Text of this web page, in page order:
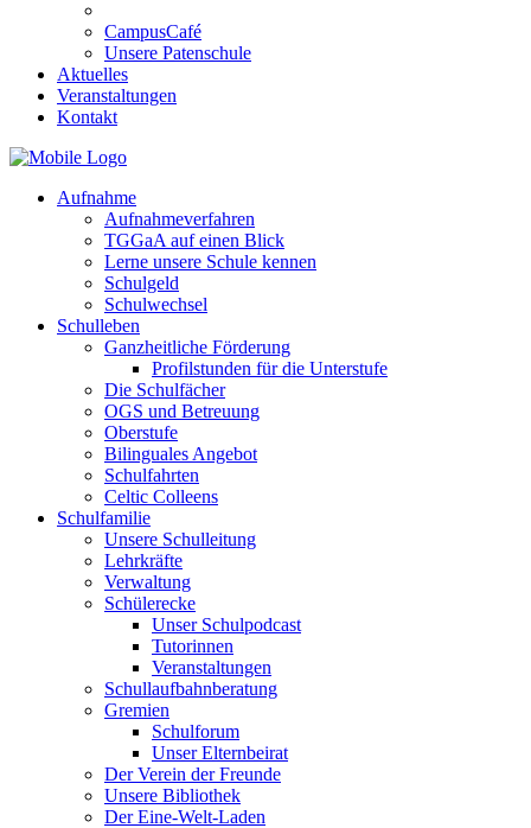
CampusCafé
Unsere Patenschule
Aktuelles
Veranstaltungen
Kontakt
Aufnahme
Aufnahmeverfahren
TGGaA auf einen Blick
Lerne unsere Schule kennen
Schulgeld
Schulwechsel
Schulleben
Ganzheitliche Förderung
Profilstunden für die Unterstufe
Die Schulfächer
OGS und Betreuung
Oberstufe
Bilinguales Angebot
Schulfahrten
Celtic Colleens
Schulfamilie
Unsere Schulleitung
Lehrkräfte
Verwaltung
Schülerecke
Unser Schulpodcast
Tutorinnen
Veranstaltungen
Schullaufbahnberatung
Gremien
Schulforum
Unser Elternbeirat
Der Verein der Freunde
Unsere Bibliothek
Der Eine-Welt-Laden